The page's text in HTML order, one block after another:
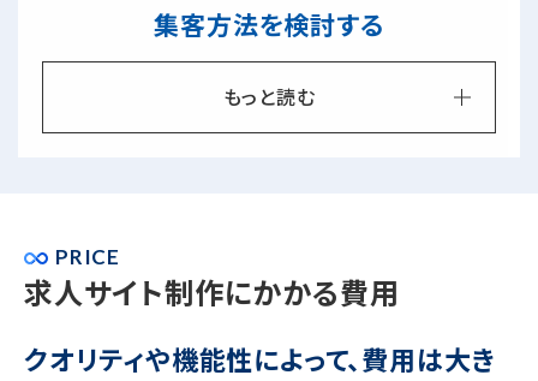
集客方法を検討する
もっと読む
PRICE
求人サイト制作にかかる費用
クオリティや機能性によって、費用は大き